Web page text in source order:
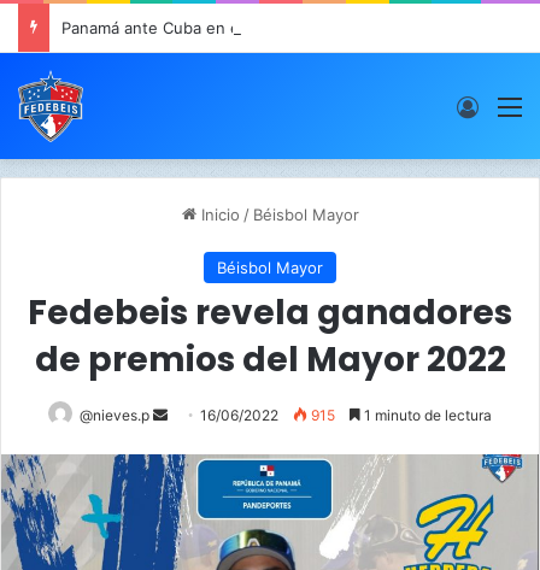
Panamá ante Cuba en el Inicio de la “Súper Ronda”
Inicio / Béisbol Mayor
Béisbol Mayor
Fedebeis revela ganadores
de premios del Mayor 2022
@nieves.p
n
d
a
n
16/06/2022 915 1 minuto de lectura